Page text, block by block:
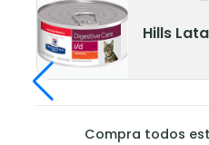
Hills
Compra todos